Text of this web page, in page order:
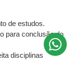
de estudos.
para conclusão do
disciplinas